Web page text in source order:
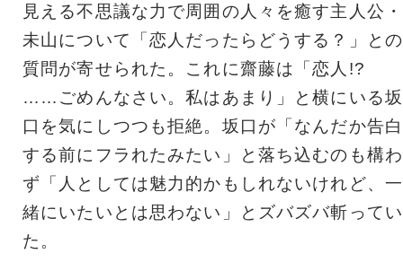
見える不思議な力で周囲の人々を癒す主人公・
未山について「恋人だったらどうする？」との
質問が寄せられた。これに齋藤は「恋人!?
……ごめんなさい。私はあまり」と横にいる坂
口を気にしつつも拒絶。坂口が「なんだか告白
する前にフラれたみたい」と落ち込むのも構わ
ず「人としては魅力的かもしれないけれど、一
緒にいたいとは思わない」とズバズバ斬ってい
た。